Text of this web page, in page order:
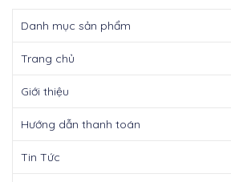
Danh mục sản phẩm
Trang chủ
Giới thiệu
Hướng dẫn thanh toán
Tin Tức